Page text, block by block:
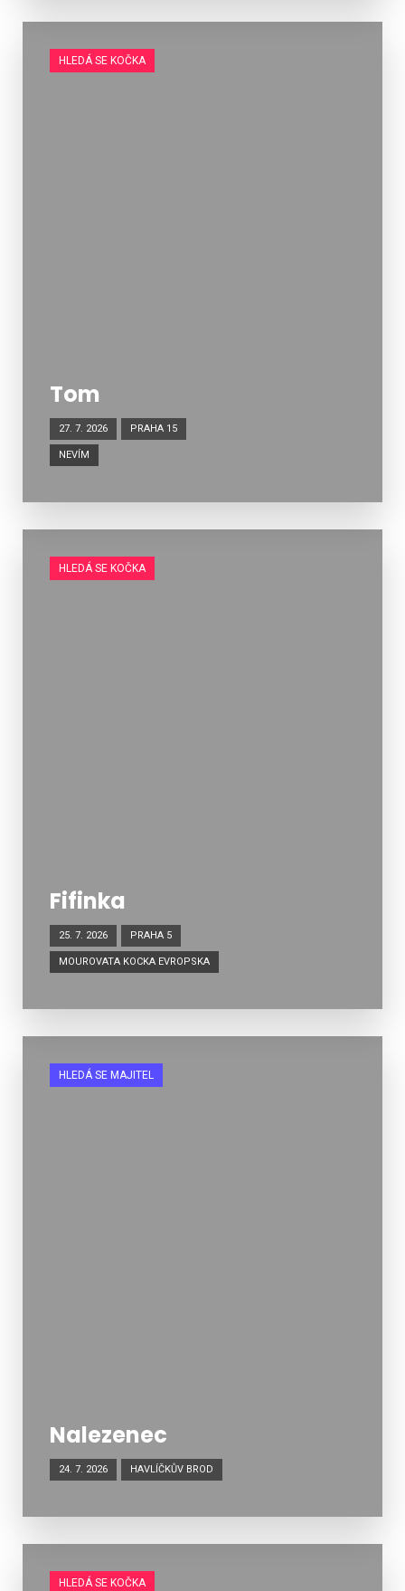
HLEDÁ SE KOČKA
Tom
27. 7. 2026 PRAHA 15
NEVÍM
HLEDÁ SE KOČKA
Fifinka
25. 7. 2026 PRAHA 5
MOUROVATA KOCKA EVROPSKA
HLEDÁ SE MAJITEL
Nalezenec
24. 7. 2026 HAVLÍČKŮV BROD
HLEDÁ SE KOČKA